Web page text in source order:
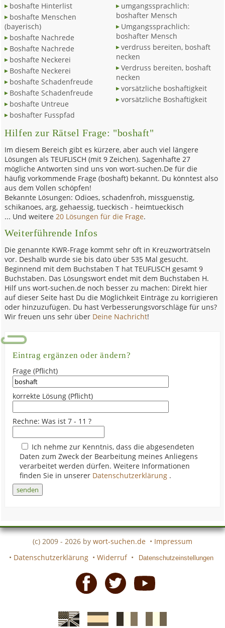
boshafte Hinterlist
boshafte Menschen
(bayerisch)
boshafte Nachrede
Boshafte Nachrede
boshafte Neckerei
Boshafte Neckerei
boshafte Schadenfreude
Boshafte Schadenfreude
boshafte Untreue
boshafter Fusspfad
umgangssprachlich:
boshafter Mensch
Umgangssprachlich:
boshafter Mensch
verdruss bereiten, boshaft
necken
Verdruss bereiten, boshaft
necken
vorsätzliche boshaftigkeit
vorsätzliche Boshaftigkeit
Hilfen zur Rätsel Frage: "boshaft"
Im diesem Bereich gibt es kürzere, aber auch viel längere
Lösungen als TEUFLISCH (mit 9 Zeichen). Sagenhafte 27
mögliche Antworten sind uns von wort-suchen.De für die
häufig vorkommende Frage (boshaft) bekannt. Du könntest also
aus dem Vollen schöpfen!
Bekannte Lösungen: Odioes, schadenfroh, missguenstig,
schikanoes, arg, gehaessig, tueckisch - heimtueckisch
... Und weitere20 Lösungen für die Frage.
Weiterführende Infos
Die genannte KWR-Frage kommt sehr oft in Kreuzworträtseln
vor. Deshalb wurde sie bis dato über 535 Mal gesucht.
Beginnend mit dem Buchstaben T hat TEUFLISCH gesamt 9
Buchstaben. Das Lösungswort endet mit dem Buchstaben H.
Hilf uns wort-suchen.de noch besser zu machen: Direkt hier
auf dieser Seite hast Du die Möglichkeit Einträge zu korrigieren
oder hinzuzufügen. Du hast Verbesserungsvorschläge für uns?
Wir freuen uns sehr über Deine Nachricht!
Eintrag ergänzen oder ändern?
Frage (Pflicht)
korrekte Lösung (Pflicht)
Rechne: Was ist 7 - 11 ?
Ich nehme zur Kenntnis, dass die abgesendeten
Daten zum Zweck der Bearbeitung meines Anliegens
verarbeitet werden dürfen. Weitere Informationen
finden Sie in unserer Datenschutzerklärung .
(c) 2009 - 2026 by wort-suchen.de • Impressum
• Datenschutzerklärung • Widerruf • Datenschutzeinstellungen